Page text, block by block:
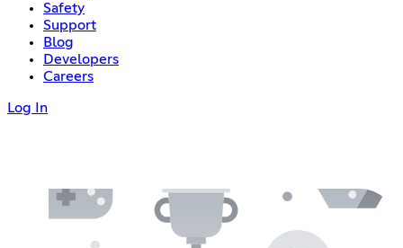
Safety
Support
Blog
Developers
Careers
Log In